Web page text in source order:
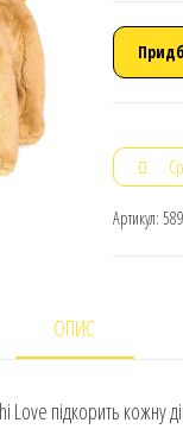
Артикул:
ОПИС
підкорить кожну